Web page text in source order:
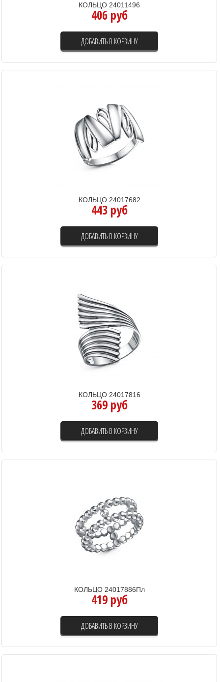
КОЛЬЦО 24011496
406 руб
ДОБАВИТЬ В КОРЗИНУ
КОЛЬЦО 24017682
443 руб
ДОБАВИТЬ В КОРЗИНУ
КОЛЬЦО 24017816
369 руб
ДОБАВИТЬ В КОРЗИНУ
КОЛЬЦО 24017886Пл
419 руб
ДОБАВИТЬ В КОРЗИНУ